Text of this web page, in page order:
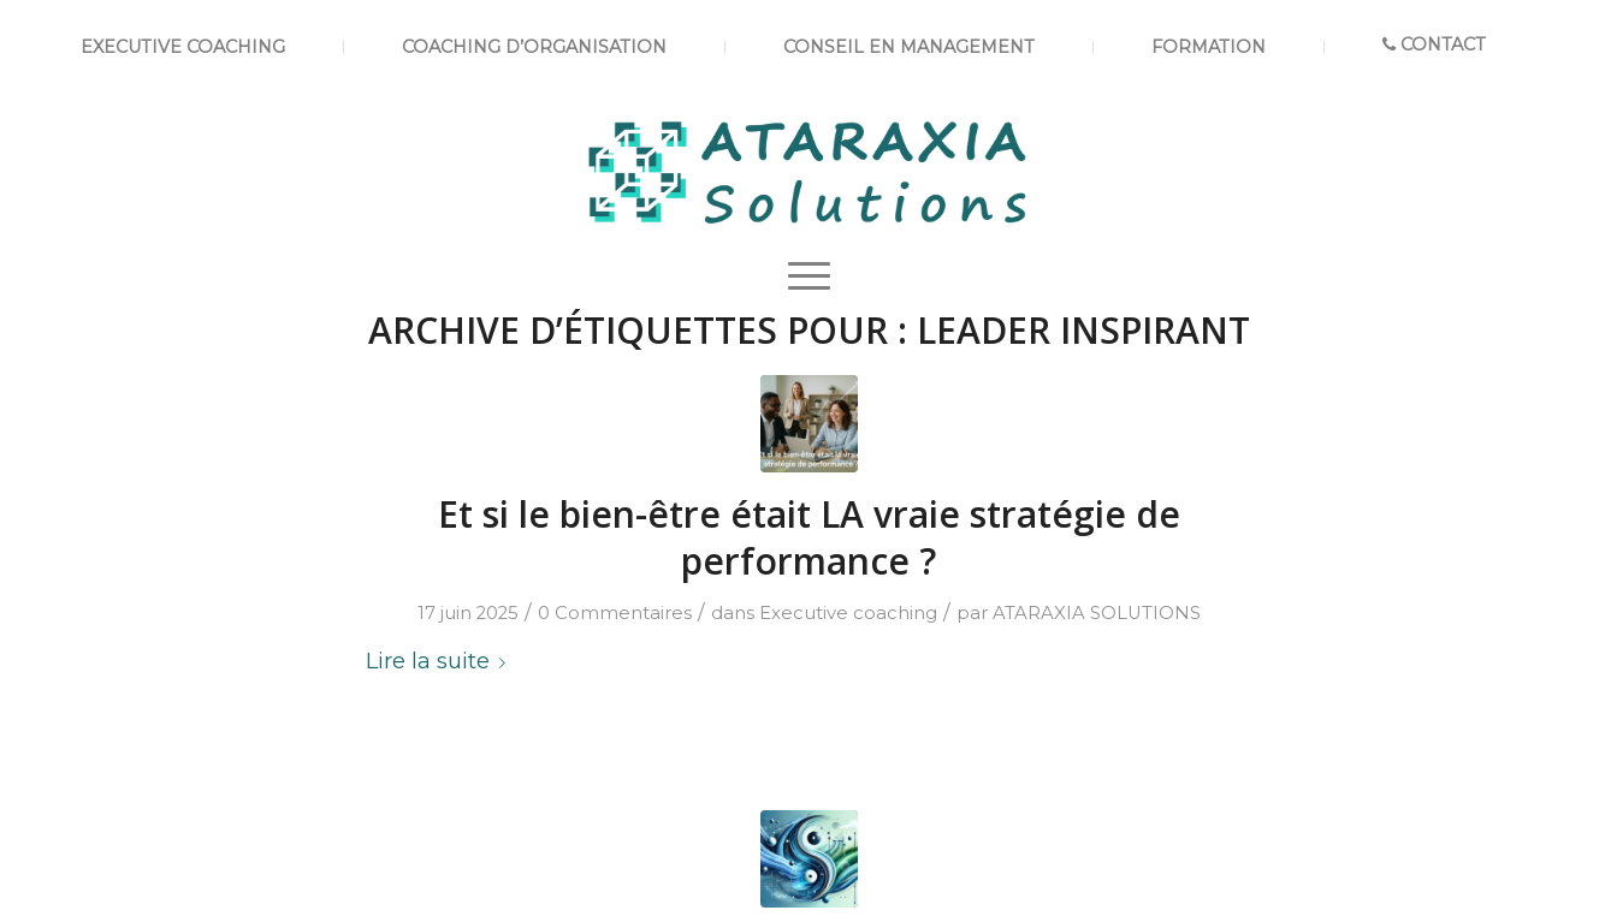
EXECUTIVE COACHING COACHING D’ORGANISATION CONSEIL EN MANAGEMENT FORMATION CONTACT
ARCHIVE D’ÉTIQUETTES POUR : LEADER INSPIRANT
Et si le bien-être était LA vraie stratégie de
performance ?
17 juin 2025 / 0 Commentaires / dans Executive coaching / par ATARAXIA SOLUTIONS
Lire la suite